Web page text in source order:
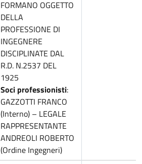
FORMANO OGGETTO
DELLA
PROFESSIONE DI
INGEGNERE
DISCIPLINATE DAL
R.D. N.2537 DEL
1925
Soci professionisti:
GAZZOTTI FRANCO
(Interno) – LEGALE
RAPPRESENTANTE
ANDREOLI ROBERTO
(Ordine Ingegneri)